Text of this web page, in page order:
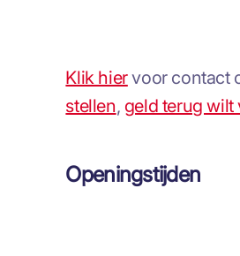
Klik hiervoor contact
stellen, geld terug wilt
Openingstijden